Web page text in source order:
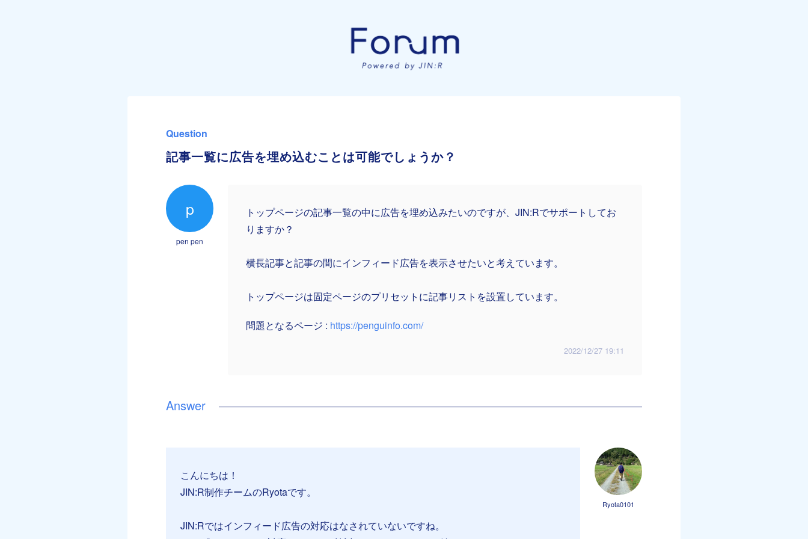
Question
記事一覧に広告を埋め込むことは可能でしょうか？
p
pen pen
トップページの記事一覧の中に広告を埋め込みたいのですが、JIN:Rでサポートしてお
りますか？
横長記事と記事の間にインフィード広告を表示させたいと考えています。
トップページは固定ページのプリセットに記事リストを設置しています。
問題となるページ : https://penguinfo.com/
2022/12/27 19:11
Ryota0101
こんにちは！
JIN:R制作チームのRyotaです。
JIN:Rではインフィード広告の対応はなされていないですね。